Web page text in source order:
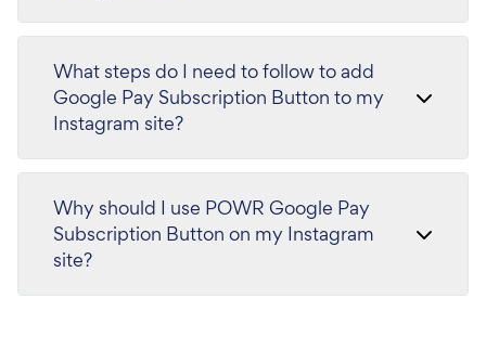
What steps do I need to follow to add
Google Pay Subscription Button to my
Instagram site?
Why should I use POWR Google Pay
Subscription Button on my Instagram
site?